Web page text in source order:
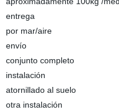
entrega
por mar/aire
envío
conjunto completo
instalación
atornillado al suelo
otra instalación